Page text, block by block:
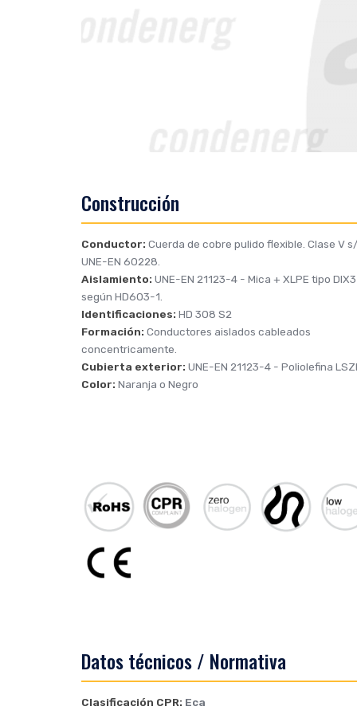
Construcción
Conductor: Cuerda de cobre pulido flexible. Clase V
UNE-EN 60228.
Aislamiento: UNE-EN 21123-4 - Mica + XLPE tipo DIX3
según HD603-1.
Identificaciones: HD 308 S2
Formación: Conductores aislados cableados
concentricamente.
Cubierta exterior: UNE-EN 21123-4 - Poliolefina
Color: Naranja o Negro
Datos técnicos / Normativa
Clasificación CPR: Eca